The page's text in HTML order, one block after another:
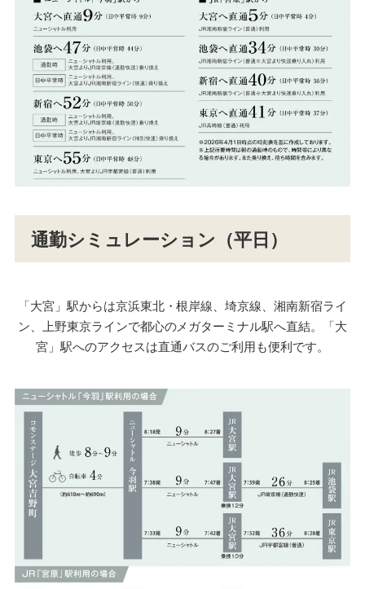
通勤シミュレーション（平日）
「大宮」駅からは京浜東北・根岸線、埼京線、湘南新宿ライ
ン、上野東京ラインで都心のメガターミナル駅へ直結。「大
宮」駅へのアクセスは直通バスのご利用も便利です。